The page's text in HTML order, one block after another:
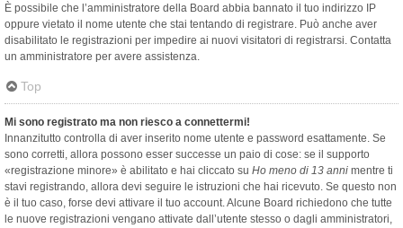
È possibile che l’amministratore della Board abbia bannato il tuo indirizzo IP
oppure vietato il nome utente che stai tentando di registrare. Può anche aver
disabilitato le registrazioni per impedire ai nuovi visitatori di registrarsi. Contatta
un amministratore per avere assistenza.
Top
Mi sono registrato ma non riesco a connettermi!
Innanzitutto controlla di aver inserito nome utente e password esattamente. Se
sono corretti, allora possono esser successe un paio di cose: se il supporto
«registrazione minore» è abilitato e hai cliccato su Ho meno di 13 anni mentre ti
stavi registrando, allora devi seguire le istruzioni che hai ricevuto. Se questo non
è il tuo caso, forse devi attivare il tuo account. Alcune Board richiedono che tutte
le nuove registrazioni vengano attivate dall’utente stesso o dagli amministratori,